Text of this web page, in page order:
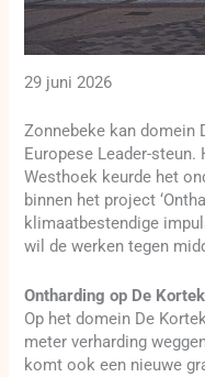
29 juni 2026
Zonnebeke kan domein
Europese Leader-
Westhoek keurde het
binnen het project
klimaatbestendige
wil de werken tegen
Ontharding op De
Op het domein De
meter verharding
komt ook een nieuwe